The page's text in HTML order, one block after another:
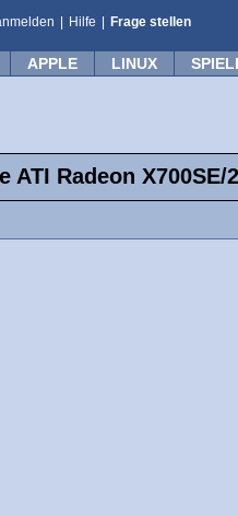
Hilfe Frage stellen
APPLE LINUX
Radeon X700SE/